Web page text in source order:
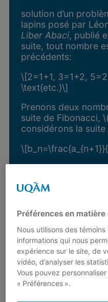
solution d’un
lapins posé par
Liber Abaci, publié
suite, tout nombre
précédents:
\[2=1+1, 3=1+2,
\text{etc.}\]
Prenons deux
suite de Fibonacci,
considérons la
\[1,2,\frac{3}{2},
On peut montrer
converge vers le
Nous admettrons
demande un peu de
Préférences en
Nous utilisons des
informations qui nous
expérience sur le site, de
vidéo, d’analyser les
Vous pouvez
« Préférences ».